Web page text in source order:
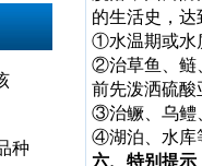
种
的生活史，达
①水温期或水
②治草鱼、鲢
前先泼洒硫酸
③治鳜、乌鳢
④湖泊、水库
六、特别提示